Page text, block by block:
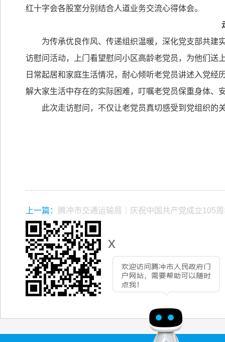
x
红十字会各股室分别结合人道业务交流心得体会。
为传承优良作风、传递组织温暖，深化党支部共建
访慰问活动，上门看望慰问小区高龄老党员，为他们送
日常起居和家庭生活情况，耐心倾听老党员讲述入党
解大家生活中存在的实际困难，叮嘱老党员保重身体、
此次走访慰问，不仅让老党员真切感受到党组织的
上一篇： 腾冲市交通运输局｜庆祝中国共产党成立105